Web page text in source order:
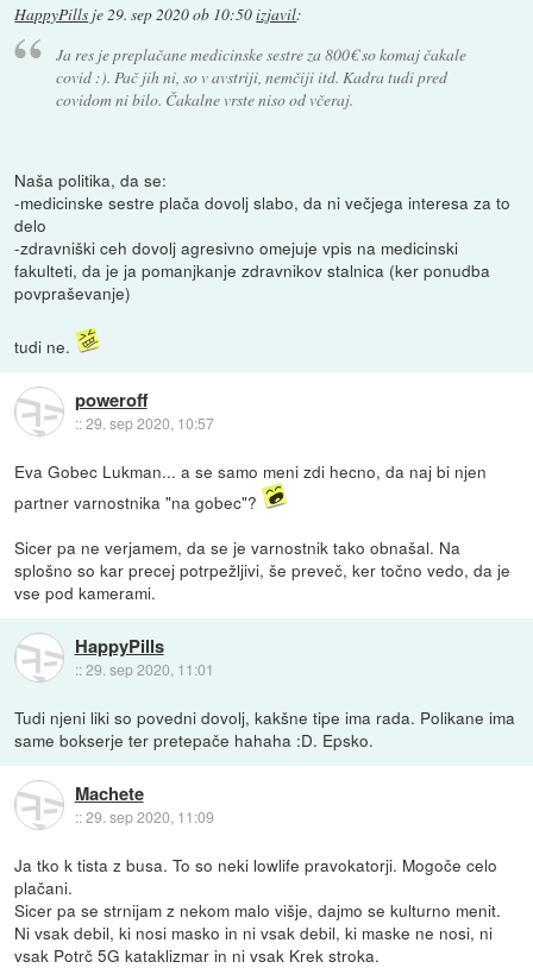
HappyPills je29. sep 2020 ob 10:50izjavil:
Ja res je preplačane medicinske sestre za 800€ so komaj čakale
covid :). Pač jih ni, so v avstriji, nemčiji itd. Kadra tudi pred
covidom ni bilo. Čakalne vrste niso od včeraj.
Naša politika, da se:
-medicinske sestre plača dovolj slabo, da ni večjega interesa za to
delo
-zdravniški ceh dovolj agresivno omejuje vpis na medicinski
fakulteti, da je ja pomanjkanje zdravnikov stalnica (ker ponudba
povpraševanje)
tudi ne.
poweroff
::29. sep 2020, 10:57
Eva Gobec Lukman... a se samo meni zdi hecno, da naj bi njen
partner varnostnika "na gobec"?
Sicer pa ne verjamem, da se je varnostnik tako obnašal. Na
splošno so kar precej potrpežljivi, še preveč, ker točno vedo, da je
vse pod kamerami.
HappyPills
::29. sep 2020, 11:01
Tudi njeni liki so povedni dovolj, kakšne tipe ima rada. Polikane ima
same bokserje ter pretepače hahaha :D. Epsko.
Machete
::29. sep 2020, 11:09
Ja tko k tista z busa. To so neki lowlife pravokatorji. Mogoče celo
plačani.
Sicer pa se strnijam z nekom malo višje, dajmo se kulturno menit.
Ni vsak debil, ki nosi masko in ni vsak debil, ki maske ne nosi, ni
vsak Potrč 5G kataklizmar in ni vsak Krek stroka.